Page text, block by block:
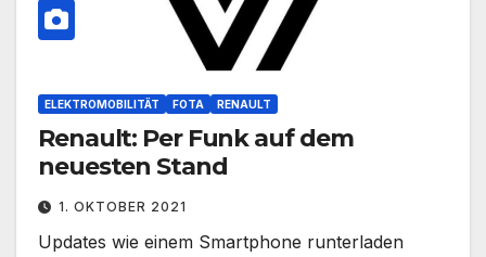
ELEKTROMOBILITÄT FOTA RENAULT
Renault: Per Funk auf dem
neuesten Stand
1. OKTOBER 2021
Updates wie einem Smartphone runterladen